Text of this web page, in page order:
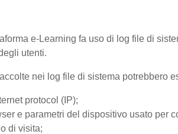
e-Learning fa uso di log file di
utenti.
nei log file di sistema potrebbero
protocol (IP);
e parametri del dispositivo usato per
di visita;